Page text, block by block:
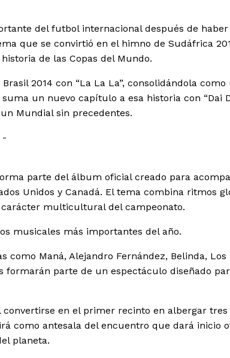
del futbol internacional después de haber
que se convirtió en el himno de Sudáfrica
de las Copas del Mundo.
2014 con “La La La”, consolidándola como
un nuevo capítulo a esa historia con “Dai
Mundial sin precedentes.
-
parte del álbum oficial creado para
Unidos y Canadá. El tema combina ritmos
multicultural del campeonato.
musicales más importantes del año.
Maná, Alejandro Fernández, Belinda, Los
formarán parte de un espectáculo diseñado
en el primer recinto en albergar tres
como antesala del encuentro que dará inicio
planeta.